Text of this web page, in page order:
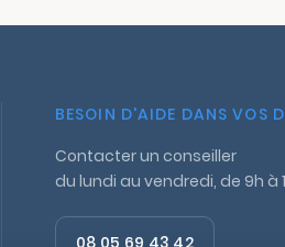
BESOIN D'AIDE DANS VOS
Contacter un conseiller
du lundi au vendredi, de 9h à